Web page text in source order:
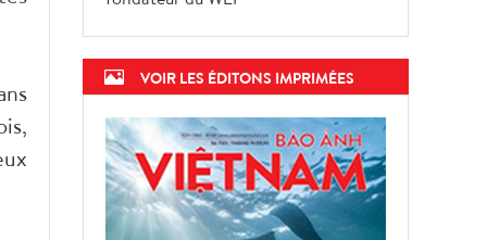
VOIR LES ÉDITONS IMPRIMÉES